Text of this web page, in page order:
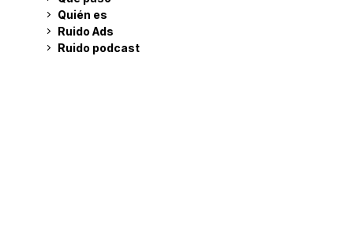
Quién es
Ruido Ads
Ruido podcast